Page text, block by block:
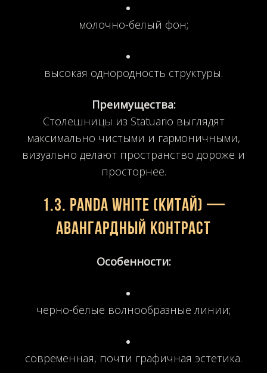
молочно-белый фон;
высокая однородность структуры.
Преимущества:
Столешницы из Statuario выглядят
максимально чистыми и гармоничными,
визуально делают пространство дороже и
просторнее.
1.3. Panda White (Китай) —
авангардный контраст
Особенности:
черно-белые волнообразные линии;
современная, почти графичная эстетика.